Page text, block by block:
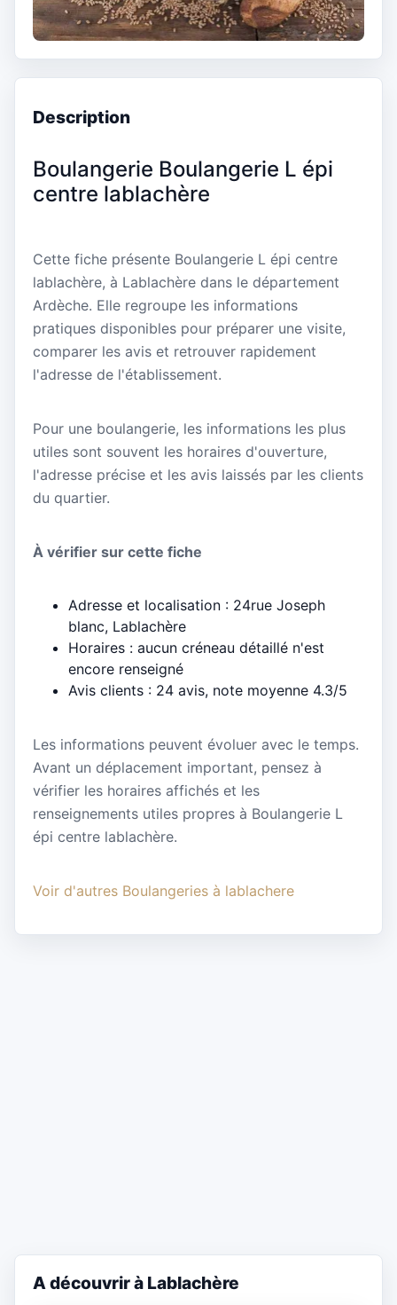
Description
Boulangerie Boulangerie L épi
centre lablachère
Cette fiche présente Boulangerie L épi centre
lablachère, à Lablachère dans le département
Ardèche. Elle regroupe les informations
pratiques disponibles pour préparer une visite,
comparer les avis et retrouver rapidement
l'adresse de l'établissement.
Pour une boulangerie, les informations les plus
utiles sont souvent les horaires d'ouverture,
l'adresse précise et les avis laissés par les clients
du quartier.
À vérifier sur cette fiche
Adresse et localisation : 24rue Joseph
blanc, Lablachère
Horaires : aucun créneau détaillé n'est
encore renseigné
Avis clients : 24 avis, note moyenne 4.3/5
Les informations peuvent évoluer avec le temps.
Avant un déplacement important, pensez à
vérifier les horaires affichés et les
renseignements utiles propres à Boulangerie L
épi centre lablachère.
Voir d'autres Boulangeries à lablachere
A découvrir à Lablachère